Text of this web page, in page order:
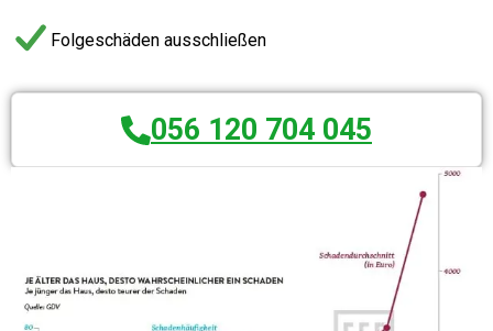
Folgeschäden ausschließen
056 120 704 045